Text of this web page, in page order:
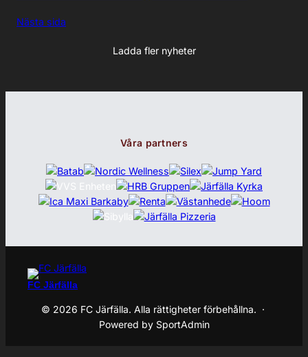
Nästa sida
Ladda fler nyheter
Våra partners
FC Järfälla
© 2026 FC Järfälla. Alla rättigheter förbehållna. ·
Powered by SportAdmin